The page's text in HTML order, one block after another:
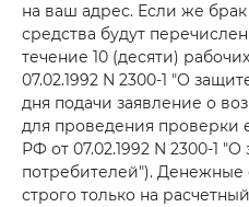
на ваш адрес. Если же
средства будут
течение 10 (десяти)
07.02.1992 N 2300-1 "О
дня подачи заявление о
для проведения проверки
РФ от 07.02.1992 N 2300-1
потребителей"). Денежные
строго только на